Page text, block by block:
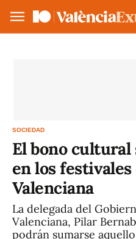
SOCIEDAD
El bono cultural
en los
Valenciana
La delegada del
Valenciana, Pilar
podrán sumarse